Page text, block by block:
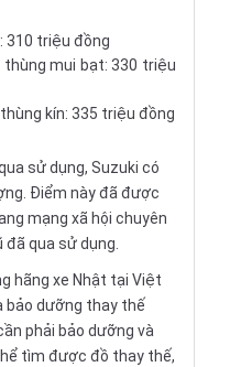
: 310 triệu đồng
thùng mui bạt: 330 triệu
thùng kín: 335 triệu đồng
sử dụng, Suzuki có
Điểm này đã được
mạng xã hội chuyên
đã qua sử dụng.
hãng xe Nhật tại Việt
bảo dưỡng thay thế
phải bảo dưỡng và
tìm được đồ thay thế,